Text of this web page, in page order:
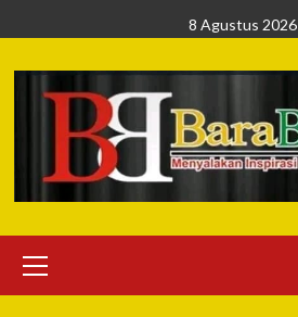
to
content
8 Agustus 2026
Menu